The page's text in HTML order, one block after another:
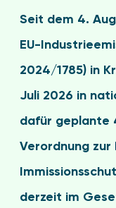
Seit dem 4.
EU-
2024/1785) in
Juli 2026 in
dafür geplante
Verordnung zur
derzeit im